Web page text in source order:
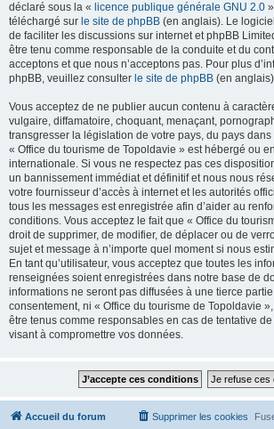
déclaré sous la « licence publique générale GNU 2.0
téléchargé sur le site de phpBB (en anglais). Le
de faciliter les discussions sur internet et phpBB
être tenu comme responsable de la conduite et du
acceptons et que nous n’acceptons pas. Pour plus
phpBB, veuillez consulter le site de phpBB (en
Vous acceptez de ne publier aucun contenu à
vulgaire, diffamatoire, choquant, menaçant,
transgresser la législation de votre pays, du pays
« Office du tourisme de Topoldavie » est hébergé ou
internationale. Si vous ne respectez pas ces
un bannissement immédiat et définitif et nous nous
votre fournisseur d’accès à internet et les autorités
tous les messages est enregistrée afin d’aider au
conditions. Vous acceptez le fait que « Office du
droit de supprimer, de modifier, de déplacer ou de
sujet et message à n’importe quel moment si nous
En tant qu’utilisateur, vous acceptez que toutes les
renseignées soient enregistrées dans notre base de
informations ne seront pas diffusées à une tierce
consentement, ni « Office du tourisme de Topoldavie
être tenus comme responsables en cas de tentative
visant à compromettre vos données.
Accueil du forum Supprimer les cookies